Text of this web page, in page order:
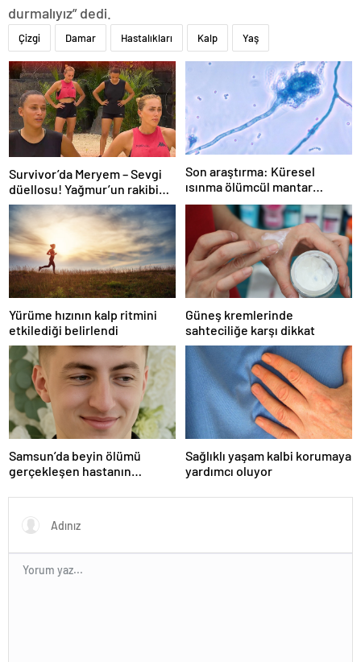
durmalıyız” dedi.
Çizgi Damar Hastalıkları Kalp Yaş
Survivor’da Meryem – Sevgi
düellosu! Yağmur’un rakibi
belli oldu
Son araştırma: Küresel
ısınma ölümcül mantar
hastalığını yayabilir
Yürüme hızının kalp ritmini
etkilediği belirlendi
Güneş kremlerinde
sahteciliğe karşı dikkat
Samsun’da beyin ölümü
gerçekleşen hastanın
Sağlıklı yaşam kalbi korumaya
yardımcı oluyor